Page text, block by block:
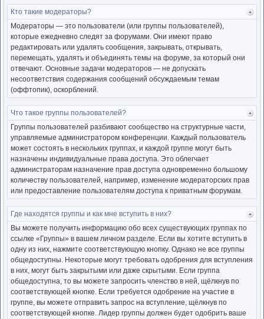
Кто такие модераторы?
Модераторы — это пользователи (или группы пользователей),
которые ежедневно следят за форумами. Они имеют право
редактировать или удалять сообщения, закрывать, открывать,
перемещать, удалять и объединять темы на форуме, за который они
отвечают. Основные задачи модераторов — не допускать
несоответствия содержания сообщений обсуждаемым темам
(оффтопик), оскорблений.
Что такое группы пользователей?
Группы пользователей разбивают сообщество на структурные части,
управляемые администратором конференции. Каждый пользователь
может состоять в нескольких группах, и каждой группе могут быть
назначены индивидуальные права доступа. Это облегчает
администраторам назначение прав доступа одновременно большому
количеству пользователей, например, изменение модераторских прав
или предоставление пользователям доступа к приватным форумам.
Где находятся группы и как мне вступить в них?
Вы можете получить информацию обо всех существующих группах по
ссылке «Группы» в вашем личном разделе. Если вы хотите вступить в
одну из них, нажмите соответствующую кнопку. Однако не все группы
общедоступны. Некоторые могут требовать одобрения для вступления
в них, могут быть закрытыми или даже скрытыми. Если группа
общедоступна, то вы можете запросить членство в ней, щёлкнув по
соответствующей кнопке. Если требуется одобрение на участие в
группе, вы можете отправить запрос на вступление, щёлкнув по
соответствующей кнопке. Лидер группы должен будет одобрить ваше